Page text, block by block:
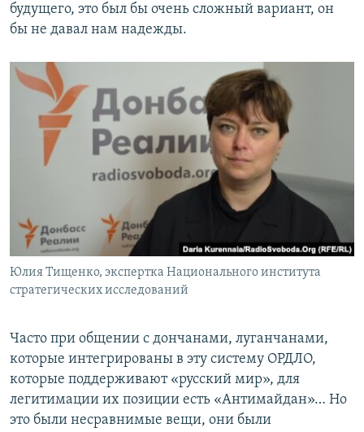
будущего, это был бы очень сложный вариант, он
бы не давал нам надежды.
Юлия Тищенко, экспертка Национального института
стратегических исследований
Часто при общении с дончанами, луганчанами,
которые интегрированы в эту систему ОРДЛО,
которые поддерживают «русский мир», для
легитимации их позиции есть «Антимайдан»… Но
это были несравнимые вещи, они были